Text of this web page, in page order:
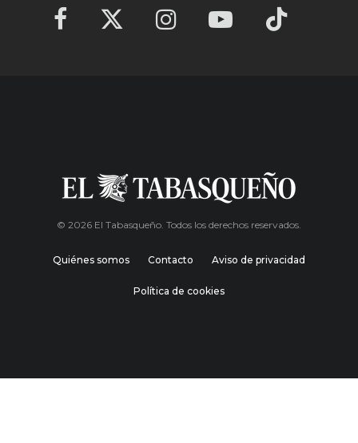
© 2026 El Tabasqueño. Todos los derechos reservados.
Quiénes somos Contacto Aviso de privacidad
Política de cookies